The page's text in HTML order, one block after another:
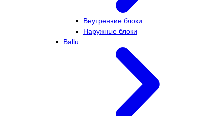
Внутренние блоки
Наружные блоки
Ballu